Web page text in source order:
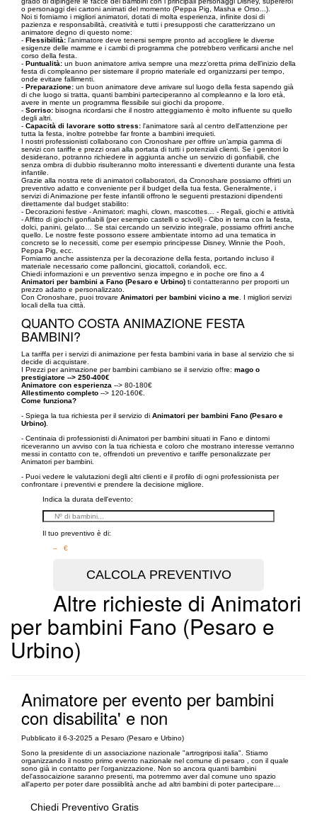
o personaggi dei cartoni animati del momento (Peppa Pig, Masha e Orso...).
Noi ti forniamo i migliori animatori, dotati di molta esperienza, infinite dosi di
pazienza e responsabilità, creatività e tutti i presupposti che caratterizzano un
animatore degno di questo nome:
- Flessibilità: l’animatore deve tenersi sempre pronto ad accogliere le diverse
esigenze delle mamme e i cambi di programma che potrebbero verificarsi anche nel
corso della festa.
- Puntualità: un buon animatore arriva sempre una mezz’oretta prima dell’inizio della
festa di compleanno per sistemare il proprio materiale ed organizzarsi per tempo,
onde evitare fallimenti.
- Preparazione: un buon animatore deve arrivare sul luogo della festa sapendo già
di che luogo si tratta, quanti bambini parteciperanno al compleanno e la loro età,
avere in mente un programma flessibile sui giochi da proporre.
- Sorriso: bisogna ricordarsi che il nostro atteggiamento è molto influente su quello
degli altri.
- Capacità di lavorare sotto stress: l'animatore sarà al centro dell'attenzione per
tutta la festa, inoltre potrebbe far fronte a bambini irrequieti.
I nostri professionisti collaborano con Cronoshare per offrire un’ampia gamma di
servizi con tariffe e prezzi orari alla portata di tutti i potenziali clienti. Se i genitori lo
desiderano, potranno richiedere in aggiunta anche un servizio di gonfiabili, che
senza ombra di dubbio risulteranno molto interessanti e divertenti durante una festa
infantile.
Grazie alla nostra rete di animatori collaboratori, da Cronoshare possiamo offrirti un
preventivo adatto e conveniente per il budget della tua festa. Generalmente, i
servizi di Animazione per feste infantili offrono le seguenti prestazioni dipendenti
direttamente dal budget stabilito:
- Decorazioni festive - Animatori: maghi, clown, mascottes… - Regali, giochi e attività
- Affitto di giochi gonfiabili (per esempio castelli o scivoli) - Cibo in tema con la festa,
dolci, panini, gelato… Se stai cercando un servizio integrale, possiamo offrirti anche
quello. Le nostre feste possono essere ambientate intorno ad una tematica in
concreto se lo necessiti, come per esempio principesse Disney, Winnie the Pooh,
Peppa Pig, ecc.
Forniamo anche assistenza per la decorazione della festa, portando incluso il
materiale necessario come palloncini, giocattoli, coriandoli, ecc.
Chiedi informazioni e un preventivo senza impegno e in poche ore fino a 4
Animatori per bambini a Fano (Pesaro e Urbino) ti contatteranno per proporti un
prezzo adatto e personalizzato.
Con Cronoshare, puoi trovare Animatori per bambini vicino a me . I migliori servizi
locali della tua città.
QUANTO COSTA ANIMAZIONE FESTA
BAMBINI?
La tariffa per i servizi di animazione per festa bambini varia in base al servizio che si
decide di acquistare.
I Prezzi per animazione per bambini cambiano se il servizio offre: mago o
prestigiatore --> 250-400€
Animatore con esperienza --> 80-180€
Allestimento completo --> 120-160€.
Come funziona?
- Spiega la tua richiesta per il servizio di Animatori per bambini Fano (Pesaro e
Urbino)
- Centinaia di professionisti di Animatori per bambini situati in Fano e dintorni
riceveranno un avviso con la tua richiesta e coloro che mostrano interesse verranno
messi in contatto con te, offrendoti un preventivo e tariffe personalizzate per
Animatori per bambini.
- Puoi vedere le valutazioni degli altri clienti e il profilo di ogni professionista per
confrontare i preventivi e prendere la decisione migliore.
Indica la durata dell'evento:
Il tuo preventivo è di:
– €
Altre richieste di Animatori
per bambini Fano (Pesaro e
Urbino)
Animatore per evento per bambini
con disabilita' e non
Pubblicato il 6-3-2025 a Pesaro (Pesaro e Urbino)
Sono la presidente di un associazione nazionale "artrogriposi italia". Stiamo
organizzando il nostro primo evento nazionale nel comune di pesaro , con il quale
sono già in contatto per l'organizzazione. Non so ancora quanti bambini
del'assocaizione saranno presenti, ma potremmo aver dal comune uno spazio
all'aperto per poter dare possiiblità anche ad altri bambini di poter partecipare...
Chiedi Preventivo Gratis